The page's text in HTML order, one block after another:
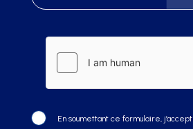
En soumettant ce formulaire,